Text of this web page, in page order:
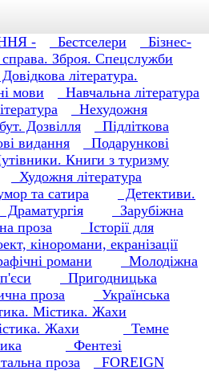
-
Бестселери
Бізнес-
справа. Зброя. Спецслужби
Довідкова література.
мови
Навчальна література
Нехудожня
Дозвілля
Підліткова
видання
Подарункові
Книги з туризму
Художня література
та сатира
Детективи.
Драматургія
Зарубіжна
проза
Історії для
кіноромани, екранізації
романи
Молодіжна
Пригодницька
проза
Українська
Містика. Жахи
Жахи
Темне
Фентезі
проза
FOREIGN